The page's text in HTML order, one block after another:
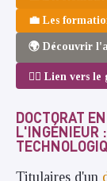
💼 Les
🌍 Découvrir
💁‍♂️ Lien vers
DOCTORAT
L'INGÉNIEUR
Titulaires d'un